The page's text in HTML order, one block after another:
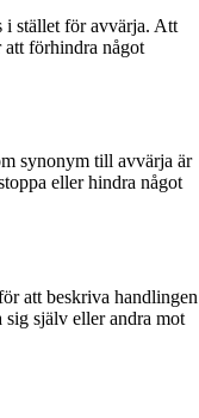
i stället för avvärja. Att
att förhindra något
synonym till avvärja är
eller hindra något
att beskriva handlingen
sig själv eller andra mot